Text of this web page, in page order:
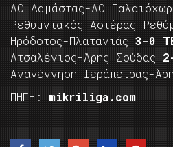
ΑΟ Δαμάστας-ΑΟ
Ρεθυμνιακός-Αστέρας
Ηρόδοτος-Πλατανιάς 3-0
Ατσαλένιος-Άρης Σούδας
Αναγέννηση Ιεράπετρας-
ΠΗΓΗ: mikriliga.com